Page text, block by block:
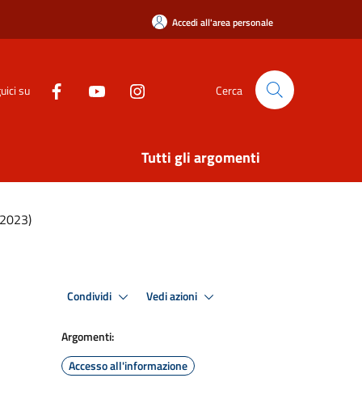
Accedi all'area personale
su Cerca
Tutti gli argomenti
Condividi Vedi azioni
Argomenti:
Accesso all'informazione